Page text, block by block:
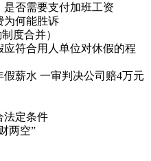
是否需要支付加班工资
为何能胜诉
度合并）
应符合用人单位对休假的程
假薪水 一审判决公司赔4万元
法定条件
两空”